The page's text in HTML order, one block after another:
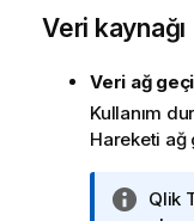
Veri kaynağı
Veri ağ
Kullanım
Hareketi ağ
B
Qlik